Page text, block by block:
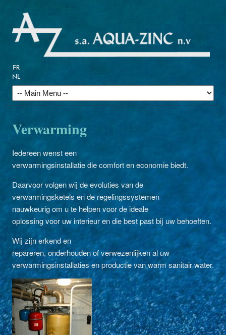
Verwarming
Iedereen wenst een
verwarmingsinstallatie die comfort en economie biedt.
Daarvoor volgen wij de evoluties van de
verwarmingsketels en de regelingssystemen
nauwkeurig om u te helpen voor de ideale
oplossing voor uw interieur en die best past bij uw behoeften.
Wij zijn erkend en
repareren, onderhouden of verwezenlijken al uw
verwarmingsinstallaties en productie van warm sanitair water.